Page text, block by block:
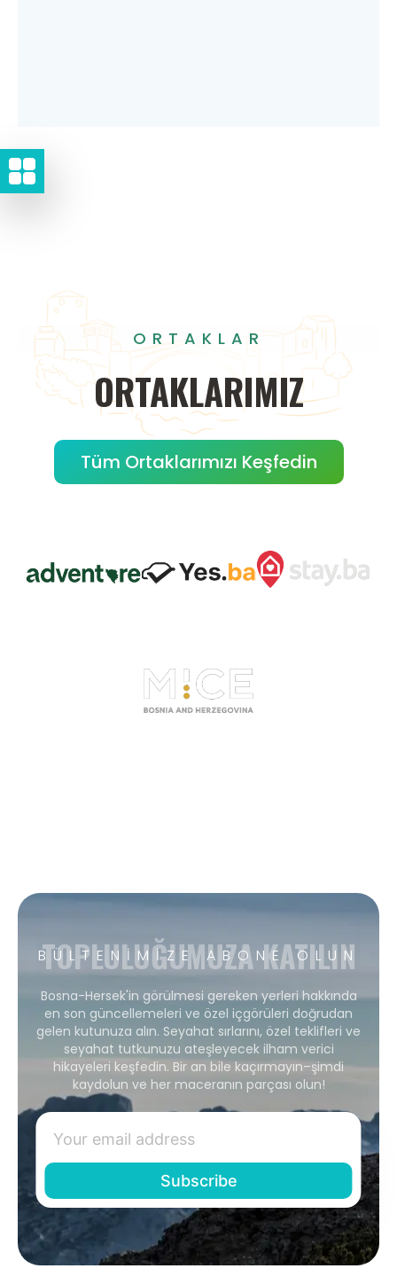
ORTAKLAR
ORTAKLARIMIZ
Tüm Ortaklarımızı Keşfedin
BÜLTENIMIZE ABONE OLUN
TOPLULUĞUMUZA KATILIN
Bosna-Hersek'in görülmesi gereken yerleri hakkında
en son güncellemeleri ve özel içgörüleri doğrudan
gelen kutunuza alın. Seyahat sırlarını, özel teklifleri ve
seyahat tutkunuzu ateşleyecek ilham verici
hikayeleri keşfedin. Bir an bile kaçırmayın–şimdi
kaydolun ve her maceranın parçası olun!